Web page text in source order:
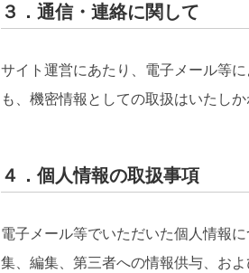
３．通信・連絡に関して
サイト運営にあたり、電子メール等
も、機密情報としての取扱はいたし
４．個人情報の取扱事項
電子メール等でいただいた個人情報
集、編集、第三者への情報供与、お